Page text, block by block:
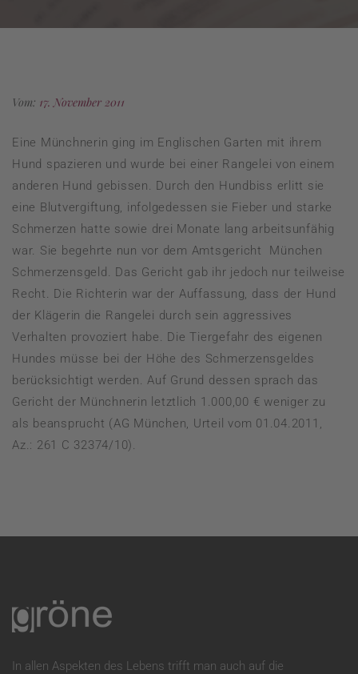
Vom: 17. November 2011
Eine Münchnerin ging im Englischen Garten mit ihrem
Hund spazieren und wurde bei einer Rangelei von einem
anderen Hund gebissen. Durch den Hundbiss erlitt sie
eine Blutvergiftung, infolgedessen sie Fieber und starke
Schmerzen hatte sowie drei Monate lang arbeitsunfähig
war. Sie begehrte nun vor dem Amtsgericht München
Schmerzensgeld. Das Gericht gab ihr jedoch nur teilweise
Recht. Die Richterin war der Auffassung, dass der Hund
der Klägerin die Rangelei durch sein aggressives
Verhalten provoziert habe. Die Tiergefahr des eigenen
Hundes müsse bei der Höhe des Schmerzensgeldes
berücksichtigt werden. Auf Grund dessen sprach das
Gericht der Münchnerin letztlich 1.000,00 € weniger zu
als beansprucht (AG München, Urteil vom 01.04.2011,
Az.: 261 C 32374/10).
In allen Aspekten des Lebens trifft man auch auf die